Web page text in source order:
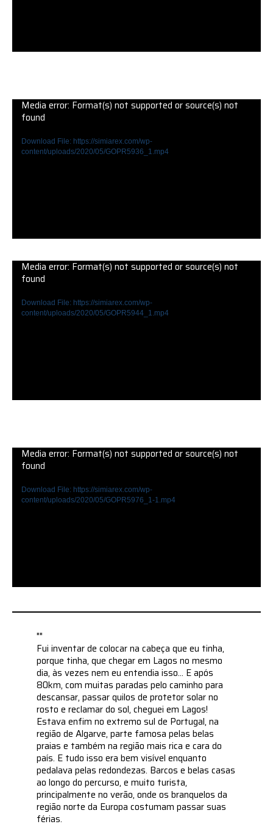
Media error: Format(s) not supported or source(s) not
found
Download File: https://simiarex.com/wp-
content/uploads/2020/05/GOPR5936_1.mp4
Media error: Format(s) not supported or source(s) not
found
Download File: https://simiarex.com/wp-
content/uploads/2020/05/GOPR5944_1.mp4
Media error: Format(s) not supported or source(s) not
found
Download File: https://simiarex.com/wp-
content/uploads/2020/05/GOPR5976_1-1.mp4
""
Fui inventar de colocar na cabeça que eu tinha,
porque tinha, que chegar em Lagos no mesmo
dia, às vezes nem eu entendia isso... E após
80km, com muitas paradas pelo caminho para
descansar, passar quilos de protetor solar no
rosto e reclamar do sol, cheguei em Lagos!
Estava enfim no extremo sul de Portugal, na
região de Algarve, parte famosa pelas belas
praias e também na região mais rica e cara do
país. E tudo isso era bem visível enquanto
pedalava pelas redondezas. Barcos e belas casas
ao longo do percurso, e muito turista,
principalmente no verão, onde os branquelos da
região norte da Europa costumam passar suas
férias.